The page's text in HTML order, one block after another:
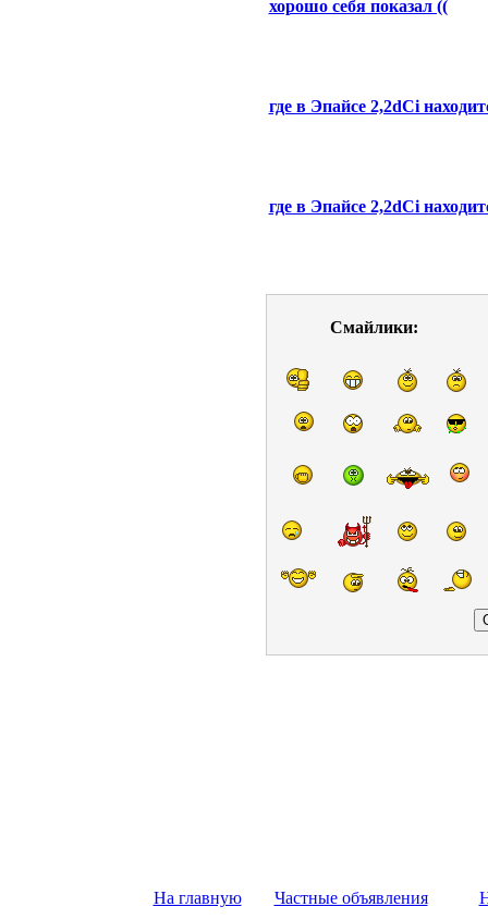
хорошо себя показал ((
где в Эпайсе 2,2dCi
где в Эпайсе 2,2dCi
Смайлики:
На главную Частные объявления